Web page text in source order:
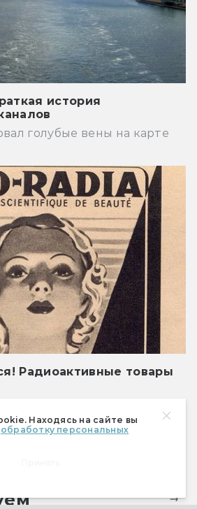
Находясь на сайте вы
обработку персональных
история
голубые вены на карте
Радиоактивные товары